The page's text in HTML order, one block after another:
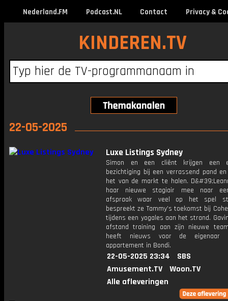
Nederland.FM Podcast.NL Contact Privacy &
KINDEREN.TV
22-05-2025
Luxe Listings Sydney
Simon en een cliënt krijgen een
bezichtiging bij een verrassend pand
het van de markt te halen.
haar nieuwe stagiair mee naar
afspraak waar veel op het spel
bespreekt ze Tammy’s toekomst bij
tijdens een yogales aan het strand.
afstand training aan zijn nieuwe
heeft nieuws voor de eigenaar
appartement in Bondi.
22-05-2025 23:34
SBS
Amusement.TV
Woon.TV
Alle afleveringen